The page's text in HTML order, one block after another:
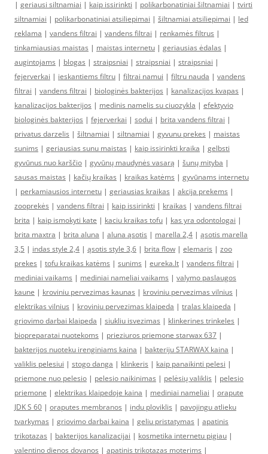
| geriausi siltnamiai | kaip issirinkti | polikarbonatiniai šiltnamiai | tvirti
siltnamiai | polikarbonatiniai atsiliepimai | šiltnamiai atsiliepimai | led
reklama | vandens filtrai | vandens filtrai | renkamės filtrus |
tinkamiausias maistas | maistas internetu | geriausias ėdalas |
augintojams | blogas | straipsniai | straipsniai | straipsniai |
fejerverkai | ieskantiems filtru | filtrai namui | filtru nauda | vandens
filtrai | vandens filtrai | biologinės bakterijos | kanalizacijos kvapas |
kanalizacijos bakterijos | medinis namelis su ciuozykla | efektyvio
biologinės bakterijos | fejerverkai | sodui | brita vandens filtrai |
privatus darzelis | šiltnamiai | siltnamiai | gyvunu prekes | maistas
sunims | geriausias sunu maistas | kaip issirinkti kraika | gelbsti
gyvūnus nuo karščio | gyvūnų maudynės vasarą | šunų mityba |
sausas maistas | kačių kraikas | kraikas katėms | gyvūnams internetu
| perkamiausios internetu | geriausias kraikas | akcija prekems |
zooprekės | vandens filtrai | kaip issirinkti | kraikas | vandens filtrai
brita | kaip ismokyti kate | kaciu kraikas tofu | kas yra odontologai |
brita maxtra | brita aluna | aluna ąsotis | marella 2,4 | ąsotis marella
3,5 | indas style 2,4 | ąsotis style 3,6 | brita flow | elemaris | zoo
prekes | tofu kraikas katėms | sunims | eureka.lt | vandens filtrai |
mediniai vaikams | mediniai nameliai vaikams | valymo paslaugos
kaune | kroviniu pervezimas kaunas | kroviniu pervezimas vilnius |
elektrikas vilnius | kroviniu pervezimas klaipeda | tralas klaipeda |
griovimo darbai klaipeda | siukliu isvezimas | klinkerines trinkeles |
biopreparatai nuotekoms | prieziuros priemone starwax 637 |
bakterijos nuoteku irenginiams kaina | bakteriju STARWAX kaina |
valiklis pelesiui | stogo danga | klinkeris | kaip panaikinti pelesi |
priemone nuo pelesio | pelesio naikinimas | pelėsių valiklis | pelesio
priemone | elektrikas klaipedoje kaina | mediniai nameliai | orapute
JDK S 60 | oraputes membranos | indu ploviklis | pavojingu atlieku
tvarkymas | griovimo darbai kaina | geliu pristatymas | apatinis
trikotazas | bakterijos kanalizacijai | kosmetika internetu pigiau |
valentino dienos dovanos | apatinis trikotazas moterims |